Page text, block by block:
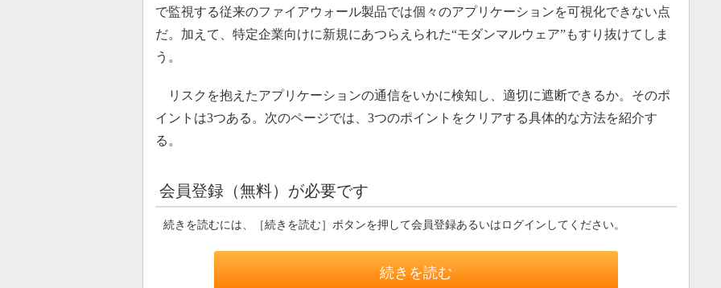
で監視する従来のファイアウォール製品では個々のアプリケーションを可視化できない点
だ。加えて、特定企業向けに新規にあつらえられた“モダンマルウェア”もすり抜けてしま
う。
リスクを抱えたアプリケーションの通信をいかに検知し、適切に遮断できるか。そのポ
イントは3つある。次のページでは、3つのポイントをクリアする具体的な方法を紹介す
る。
会員登録（無料）が必要です
続きを読むには、［続きを読む］ボタンを押して会員登録あるいはログインしてください。
続きを読む